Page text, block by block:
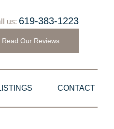
us: 619-383-1223
Read Our Reviews
CONTACT